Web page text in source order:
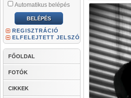
Automatikus belépés
REGISZTRÁCIÓ
ELFELEJTETT JELSZÓ
FŐOLDAL
FOTÓK
CIKKEK